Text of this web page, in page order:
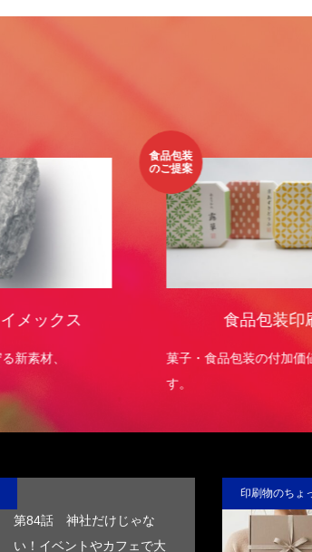
メックス
新素材、
星の未来を変え
食品包装
のご提案
食品包装印刷
菓子・食品包装の付加価
す。
第84話 神社だけじゃな
い！イベントやカフェで大
印刷物のちょ